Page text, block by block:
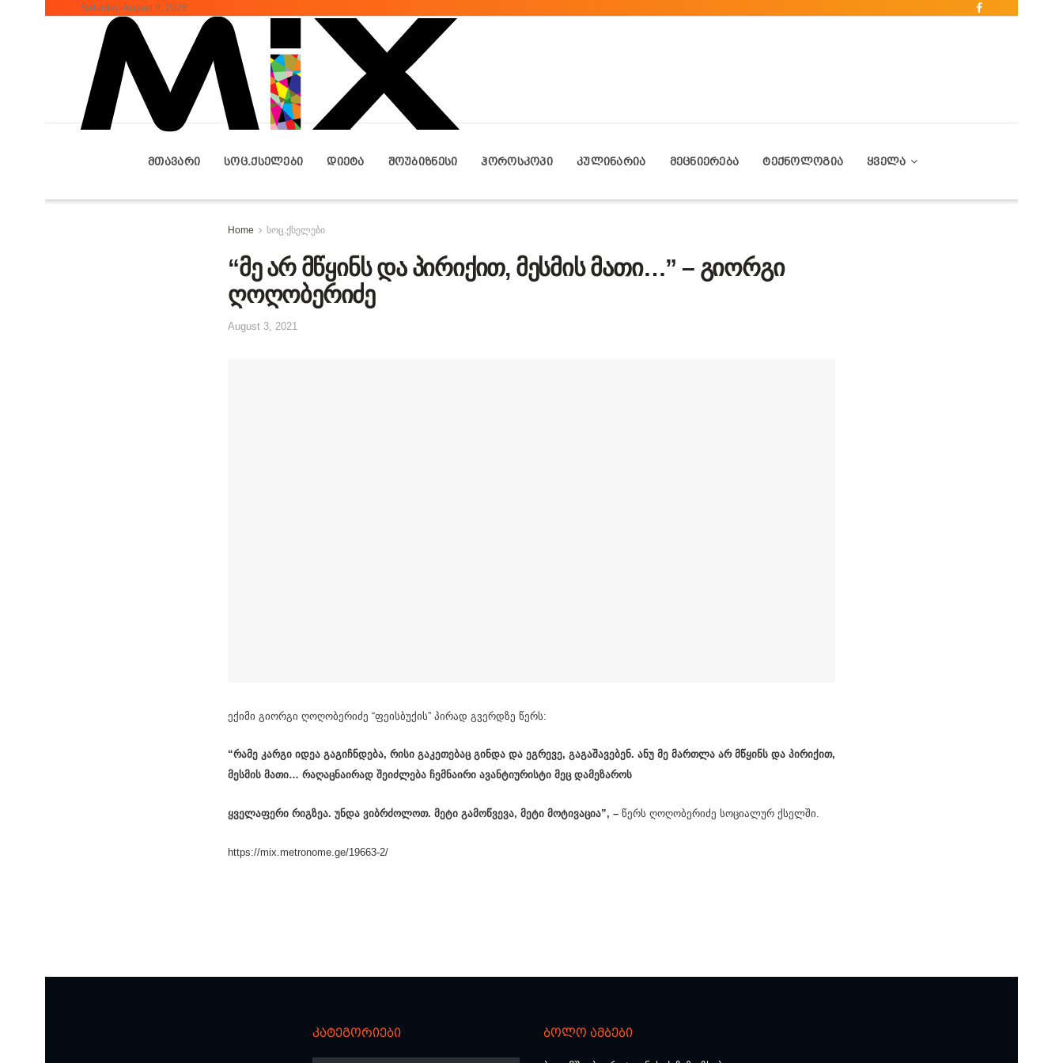
Saturday, August 8, 2026
ᲛᲗᲐᲕᲐᲠᲘ ᲡᲝᲪ.ᲥᲡᲔᲚᲔᲑᲘ ᲓᲘᲔᲢᲐ ᲨᲝᲣᲑᲘᲖᲜᲔᲡᲘ ᲰᲝᲠᲝᲡᲙᲝᲞᲘ ᲙᲣᲚᲘᲜᲐᲠᲘᲐ ᲛᲔᲪᲜᲘᲔᲠᲔᲑᲐ ᲢᲔᲥᲜᲝᲚᲝᲒᲘᲐ ᲧᲕᲔᲚᲐ
Home სოც.ქსელები
“მე არ მწყინს და პირიქით, მესმის მათი…” – გიორგი
ღოღობერიძე
August 3, 2021
ექიმი გიორგი ღოღობერიძე “ფეისბუქის” პირად გვერდზე წერს:
“რამე კარგი იდეა გაგიჩნდება, რისი გაკეთებაც გინდა და ეგრევე, გაგაშავებენ. ანუ მე მართლა არ მწყინს და პირიქით,
მესმის მათი… რაღაცნაირად შეიძლება ჩემნაირი ავანტიურისტი მეც დამეზაროს
ყველაფერი რიგზეა. უნდა ვიბრძოლოთ. მეტი გამოწვევა, მეტი მოტივაცია”, – წერს ღოღობერიძე სოციალურ ქსელში.
https://mix.metronome.ge/19663-2/
კატეგორიები ბოლო ამბები